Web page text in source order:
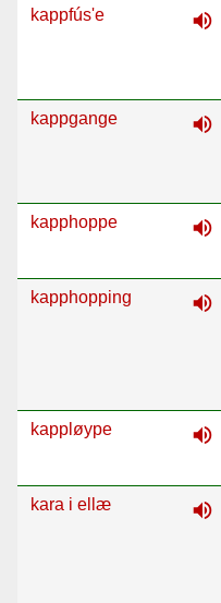
kappfús'e volume_up
kappgange volume_up
kapphoppe volume_up
kapphopping volume_up
kappløype volume_up
kara i ellæ volume_up